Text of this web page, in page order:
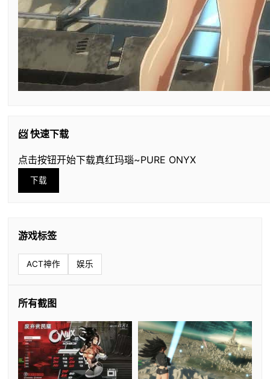
📨 快速下载
点击按钮开始下载真红玛瑙~PURE ONYX
下载
游戏标签
ACT神作 娱乐
所有截图